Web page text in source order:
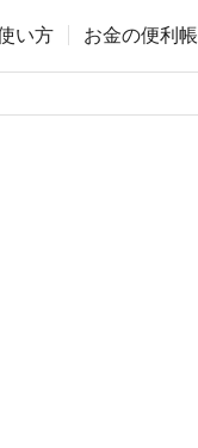
い方 お金の便利帳